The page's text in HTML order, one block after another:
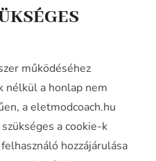
működéséhez
nélkül a honlap nem
a eletmodcoach.hu
a cookie-k
hozzájárulása